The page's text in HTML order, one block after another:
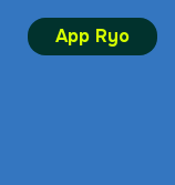
App Ryo